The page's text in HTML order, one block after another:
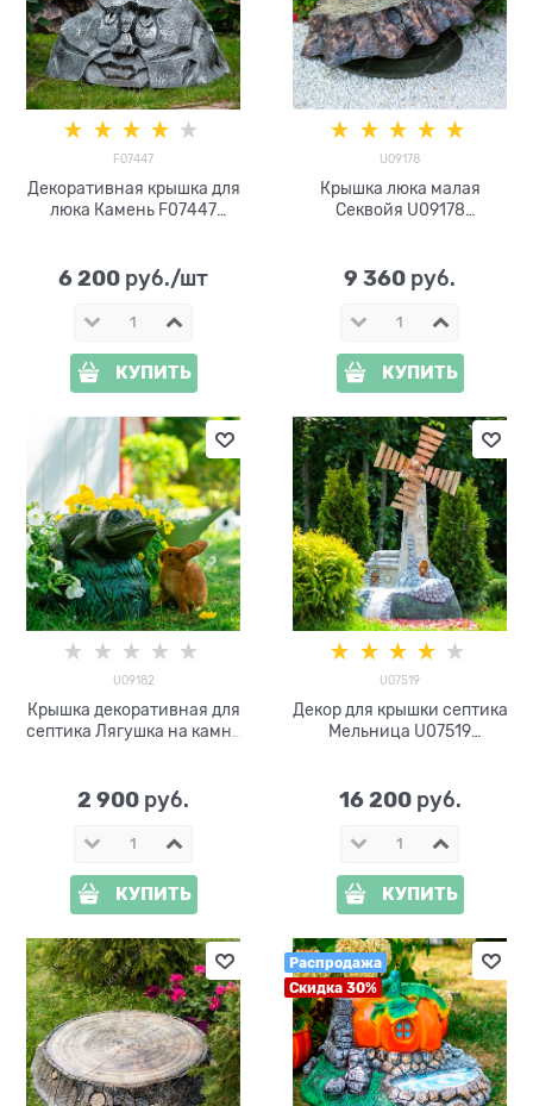
F07447
Декоративная крышка для
люка Камень F07447
6 200 руб./шт
КУПИТЬ
U09178
Крышка люка малая
Секвойя U09178
9 360 руб.
КУПИТЬ
U09182
Крышка декоративная для
септика Лягушка на камне
2 900 руб.
КУПИТЬ
U07519
Декор для крышки септика
Мельница U07519
16 200 руб.
КУПИТЬ
Распродажа
Скидка 30%